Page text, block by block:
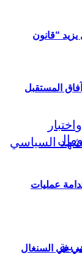
“قانون
في السنغال
المستقبل
واختبار استدامة عمليات